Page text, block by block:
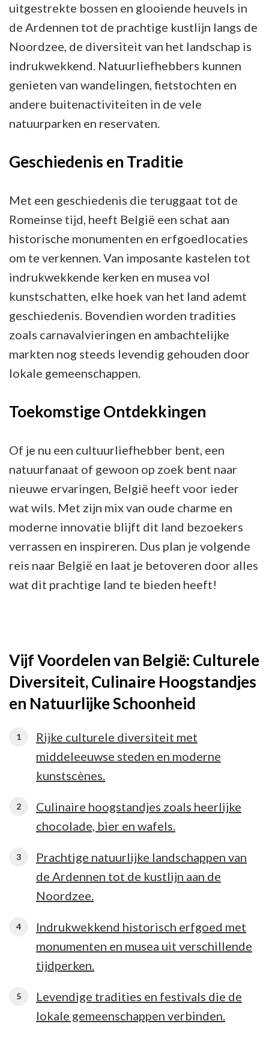
uitgestrekte bossen en glooiende heuvels in
de Ardennen tot de prachtige kustlijn langs de
Noordzee, de diversiteit van het landschap is
indrukwekkend. Natuurliefhebbers kunnen
genieten van wandelingen, fietstochten en
andere buitenactiviteiten in de vele
natuurparken en reservaten.
Geschiedenis en Traditie
Met een geschiedenis die teruggaat tot de
Romeinse tijd, heeft België een schat aan
historische monumenten en erfgoedlocaties
om te verkennen. Van imposante kastelen tot
indrukwekkende kerken en musea vol
kunstschatten, elke hoek van het land ademt
geschiedenis. Bovendien worden tradities
zoals carnavalvieringen en ambachtelijke
markten nog steeds levendig gehouden door
lokale gemeenschappen.
Toekomstige Ontdekkingen
Of je nu een cultuurliefhebber bent, een
natuurfanaat of gewoon op zoek bent naar
nieuwe ervaringen, België heeft voor ieder
wat wils. Met zijn mix van oude charme en
moderne innovatie blijft dit land bezoekers
verrassen en inspireren. Dus plan je volgende
reis naar België en laat je betoveren door alles
wat dit prachtige land te bieden heeft!
Vijf Voordelen van België: Culturele
Diversiteit, Culinaire Hoogstandjes
en Natuurlijke Schoonheid
Rijke culturele diversiteit met
middeleeuwse steden en moderne
kunstscènes.
Culinaire hoogstandjes zoals heerlijke
chocolade, bier en wafels.
Prachtige natuurlijke landschappen van
de Ardennen tot de kustlijn aan de
Noordzee.
Indrukwekkend historisch erfgoed met
monumenten en musea uit verschillende
tijdperken.
Levendige tradities en festivals die de
lokale gemeenschappen verbinden.